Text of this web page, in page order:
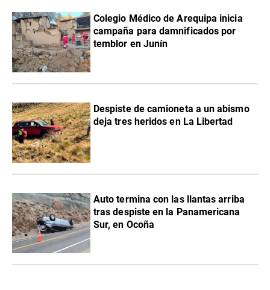
Colegio Médico de Arequipa inicia
campaña para damnificados por
temblor en Junín
Despiste de camioneta a un abismo
deja tres heridos en La Libertad
Auto termina con las llantas arriba
tras despiste en la Panamericana
Sur, en Ocoña